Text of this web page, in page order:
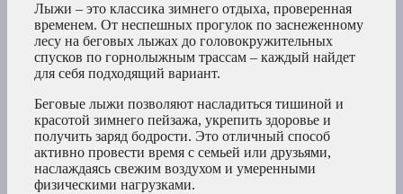
Лыжи – это классика зимнего отдыха, проверенная
временем. От неспешных прогулок по заснеженному
лесу на беговых лыжах до головокружительных
спусков по горнолыжным трассам – каждый найдет
для себя подходящий вариант.
Беговые лыжи позволяют насладиться тишиной и
красотой зимнего пейзажа, укрепить здоровье и
получить заряд бодрости. Это отличный способ
активно провести время с семьей или друзьями,
наслаждаясь свежим воздухом и умеренными
физическими нагрузками.